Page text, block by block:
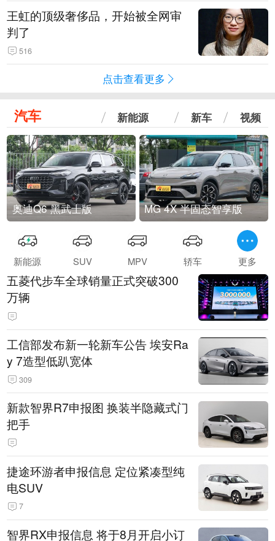
王虹的顶级奢侈品，开始被全网审
判了
516
点击查看更多
汽车 新能源 新车 视频
奥迪Q6 黑武士版 MG 4X 半固态智享版
新能源 SUV MPV 轿车 更多
五菱代步车全球销量正式突破300
万辆
工信部发布新一轮新车公告 埃安Ra
y 7造型低趴宽体
309
新款智界R7申报图 换装半隐藏式门
把手
捷途环游者申报信息 定位紧凑型纯
电SUV
7
智界RX申报信息 将于8月开启小订